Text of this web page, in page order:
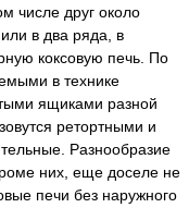
числе друг около
в два ряда, в
коксовую печь. По
в технике
ящиками разной
ретортными и
Разнообразие
них, еще доселе не
печи без наружного